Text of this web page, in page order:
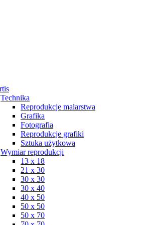
Technika
Reprodukcje malarstwa
Grafika
Fotografia
Reprodukcje grafiki
Sztuka użytkowa
Wymiar reprodukcji
13 x 18
21 x 30
30 x 30
30 x 40
40 x 50
50 x 50
50 x 70